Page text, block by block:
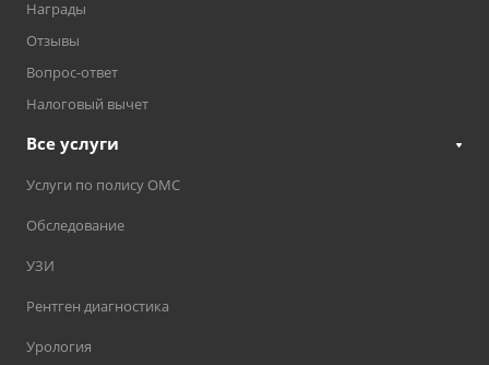
Награды
Отзывы
Вопрос-ответ
Налоговый вычет
Все услуги
Услуги по полису ОМС
Обследование
УЗИ
Рентген диагностика
Урология